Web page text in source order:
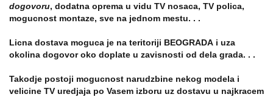
dogovoru, dodatna oprema u vidu TV nosaca, TV polica,
mogucnost montaze, sve na jednom mestu. . .
Licna dostava moguca je na teritoriji BEOGRADA i uza
okolina dogovor oko doplate u zavisnosti od dela grada. . .
Takodje postoji mogucnost narudzbine nekog modela i
velicine TV uredjaja po Vasem izboru uz dostavu u najkracem